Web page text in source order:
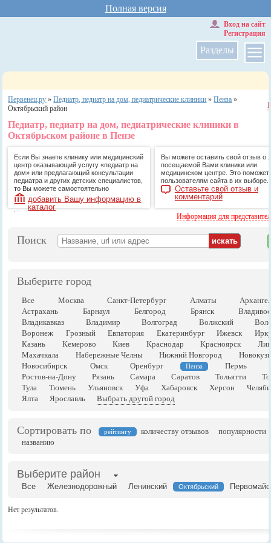
Полная версия
Разделы
Вход на сайт
Регистрация
Первенец.ру »Педиатр, педиатр на дом, педиатрические клиники »Пенза »
Октябрьский район
Педиатр, педиатр на дом, педиатрические клиники в
Октябрьском районе в Пензе
Если Вы знаете клинику или медицинский
центр оказывающий услугу «педиатр на
дом» или предлагающий консультации
педиатра и других детских специалистов,
то Вы можете самостоятельно
добавить Вашу информацию в
каталог
.
Вы можете оставить свой отзыв о
посещаемой Вами клиники или
медицинском центре. Это поможет
пользователям сайта в их выборе.
Оставьте свой отзыв и
комментарий
Информация для
Поиск
Выберите город
Все Москва Санкт-Петербург Алматы
Астрахань
Барнаул Белгород Брянск
Владикавказ
Владимир Волгоград Волжский
Воронеж
Грозный Евпатория Екатеринбург Ижевск
Казань
Кемерово Киев Краснодар Красноярск
Махачкала
Набережные Челны Нижний Новгород
Новосибирск
Омск Оренбург Пенза Пермь
Ростов-на-Дону
Рязань Самара Саратов Тольятти
Тула
Тюмень Ульяновск Уфа Хабаровск Херсон
Ялта
Ярославль Выбрать другой город
Сортировать по рейтингу количеству отзывов
популярности
названию
Выберите район
Все Железнодорожный Ленинский Октябрьский
Нет результатов.